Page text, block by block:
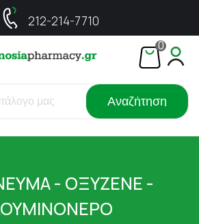
212-214-7710
0
Αναζήτηση
- ΟΞΥΖΕΝΕ -